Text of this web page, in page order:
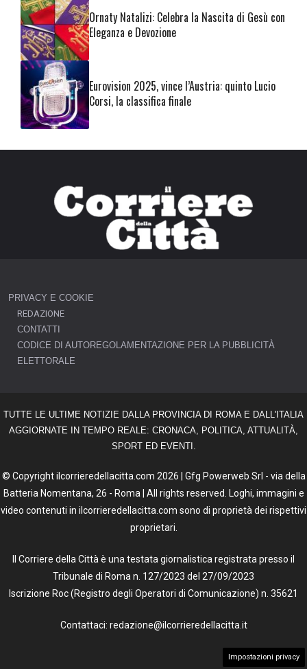
Ornaty Natalizi: Celebra la Nascita di Gesù con
Eleganza e Devozione
Eurovision 2025, vince l’Austria: quinto Lucio
Corsi, la classifica finale
PRIVACY E COOKIE
REDAZIONE
CONTATTI
CODICE DI AUTOREGOLAMENTAZIONE PER LA PUBBLICITÀ
ELETTORALE
TUTTE LE ULTIME NOTIZIE DALLA PROVINCIA DI ROMA E DALL'ITALIA
AGGIORNATE IN TEMPO REALE: CRONACA, POLITICA, ATTUALITÀ,
SPORT ED EVENTI.
© Copyright ilcorrieredellacitta.com 2026 | Gfg Powerweb Srl - via della
Batteria Nomentana, 26 - Roma | All rights reserved. Loghi, immagini e
video contenuti in ilcorrieredellacitta.com sono di proprietà dei rispettivi
proprietari.
Il Corriere della Città è una testata giornalistica registrata presso il
Tribunale di Roma n. 127/2023 del 27/09/2023
Iscrizione Roc (Registro degli Operatori di Comunicazione) n. 35621
Contattaci: redazione@ilcorrieredellacitta.it
Impostazioni privacy